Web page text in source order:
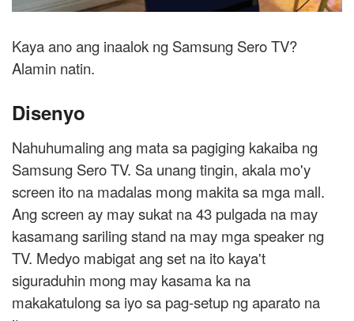
Kaya ano ang inaalok ng Samsung Sero TV?
Alamin natin.
Disenyo
Nahuhumaling ang mata sa pagiging kakaiba ng
Samsung Sero TV. Sa unang tingin, akala mo'y
screen ito na madalas mong makita sa mga mall.
Ang screen ay may sukat na 43 pulgada na may
kasamang sariling stand na may mga speaker ng
TV. Medyo mabigat ang set na ito kaya't
siguraduhin mong may kasama ka na
makakatulong sa iyo sa pag-setup ng aparato na